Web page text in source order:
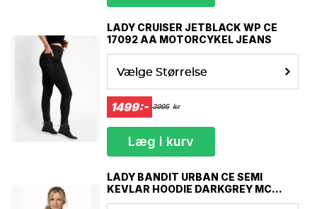
LADY CRUISER JETBLACK WP CE
17092 AA MOTORCYKEL JEANS
Vælge Størrelse
1499:- 3995 kr
Læg i kurv
LADY BANDIT URBAN CE SEMI
KEVLAR HOODIE DARKGREY MC
HOODIE